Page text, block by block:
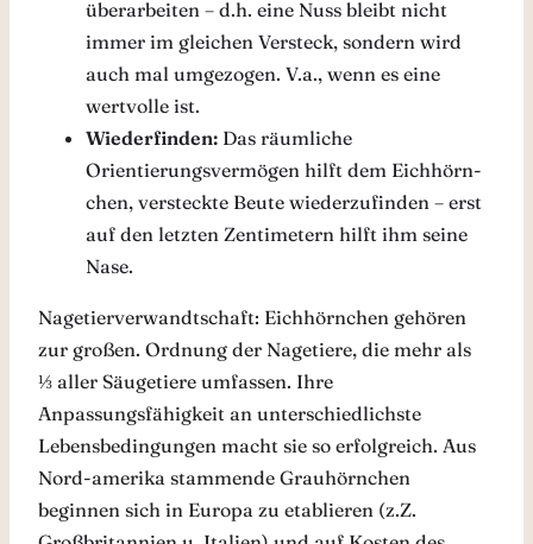
überarbeiten – d.h. eine Nuss bleibt nicht
immer im gleichen Versteck, sondern wird
auch mal umgezogen. V.a., wenn es eine
wertvolle ist.
Wiederfinden: Das räumliche
Orientierungsvermögen hilft dem Eichhörn-
chen, versteckte Beute wiederzufinden – erst
auf den letzten Zentimetern hilft ihm seine
Nase.
Nagetierverwandtschaft: Eichhörnchen gehören
zur großen. Ordnung der Nagetiere, die mehr als
⅓ aller Säugetiere umfassen. Ihre
Anpassungsfähigkeit an unterschiedlichste
Lebensbedingungen macht sie so erfolgreich. Aus
Nord-amerika stammende Grauhörnchen
beginnen sich in Europa zu etablieren (z.Z.